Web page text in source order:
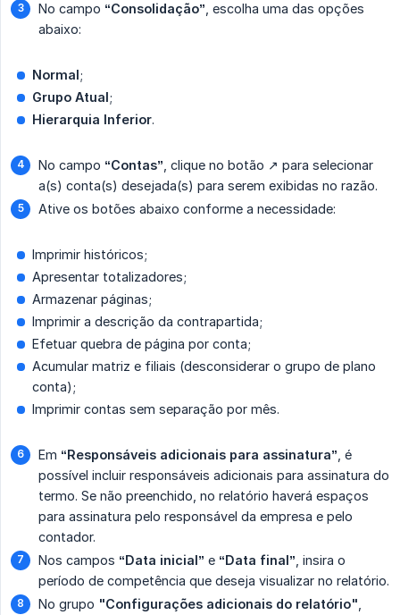
No campo “Consolidação” , escolha uma das opções
abaixo:
Normal;
Grupo Atual;
Hierarquia Inferior.
No campo “Contas” , clique no botão ↗️ para selecionar
a(s) conta(s) desejada(s) para serem exibidas no razão.
Ative os botões abaixo conforme a necessidade:
Imprimir históricos;
Apresentar totalizadores;
Armazenar páginas;
Imprimir a descrição da contrapartida;
Efetuar quebra de página por conta;
Acumular matriz e filiais (desconsiderar o grupo de plano
conta);
Imprimir contas sem separação por mês.
Em “Responsáveis adicionais para assinatura” , é
possível incluir responsáveis adicionais para assinatura do
termo. Se não preenchido, no relatório haverá espaços
para assinatura pelo responsável da empresa e pelo
contador.
Nos campos “Data inicial” e “Data final” , insira o
período de competência que deseja visualizar no relatório.
No grupo "Configurações adicionais do relatório"